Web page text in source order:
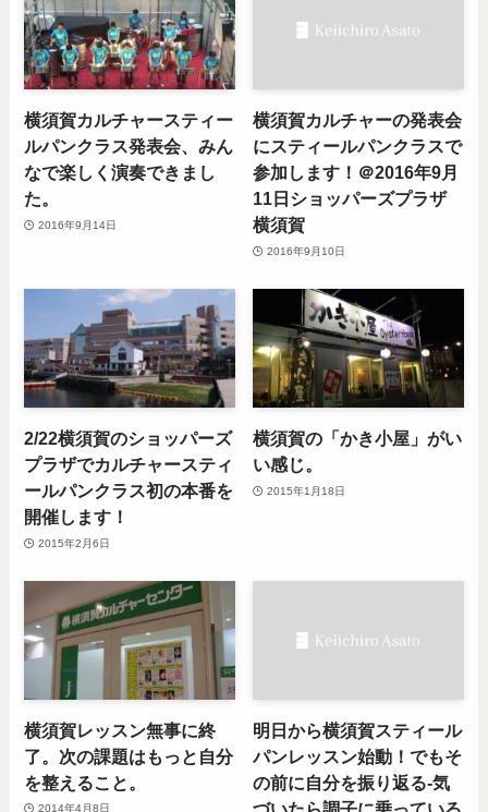
横須賀カルチャースティー
ルパンクラス発表会、みん
なで楽しく演奏できまし
た。
2016年9月14日
横須賀カルチャーの発表会
にスティールパンクラスで
参加します！＠2016年9月
11日ショッパーズプラザ
横須賀
2016年9月10日
2/22横須賀のショッパーズ
プラザでカルチャースティ
ールパンクラス初の本番を
開催します！
2015年2月6日
横須賀の「かき小屋」がい
い感じ。
2015年1月18日
横須賀レッスン無事に終
了。次の課題はもっと自分
を整えること。
2014年4月8日
明日から横須賀スティール
パンレッスン始動！でもそ
の前に自分を振り返る-気